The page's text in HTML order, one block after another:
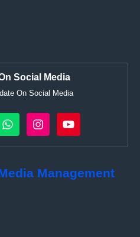
Social Media
On Social Media
Management